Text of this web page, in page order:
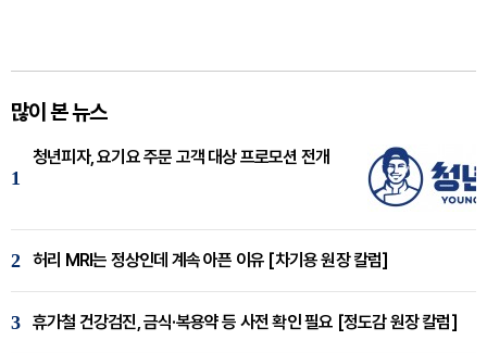
많이 본 뉴스
1
청년피자, 요기요 주문 고객 대상 프로모션 전개
2 허리 MRI는 정상인데 계속 아픈 이유 [차기용 원장 칼럼]
3 휴가철 건강검진, 금식·복용약 등 사전 확인 필요 [정도감 원장 칼럼]